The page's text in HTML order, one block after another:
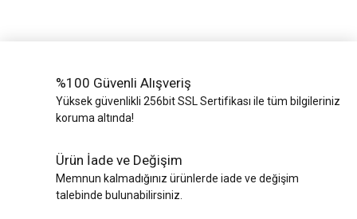
%100 Güvenli Alışveriş
Yüksek güvenlikli 256bit SSL Sertifikası ile tüm bilgileriniz
koruma altında!
Ürün İade ve Değişim
Memnun kalmadığınız ürünlerde iade ve değişim
talebinde bulunabilirsiniz.